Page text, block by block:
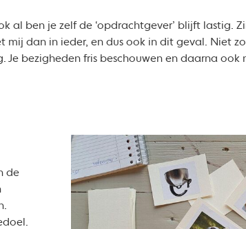
al ben je zelf de ‘opdrachtgever’ blijft lastig.
mij dan in ieder, en dus ook in dit geval. Niet
bezigheden fris beschouwen en daarna ook
de